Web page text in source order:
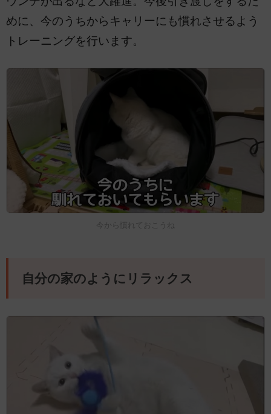
めに、今のうちからキャリーにも慣れさせるよう
トレーニングを行います。
今から慣れておこうね
自分の家のようにリラックス